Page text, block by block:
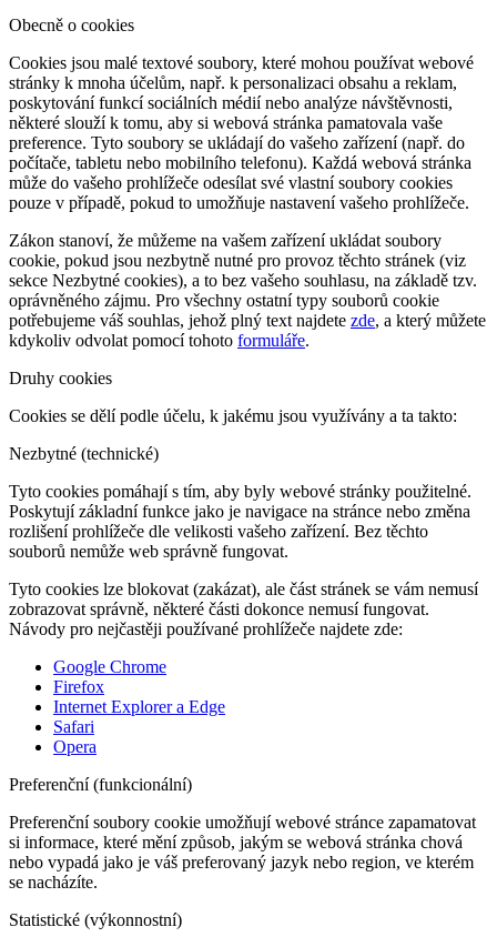
Obecně o cookies
Cookies jsou malé textové soubory, které mohou používat webové
stránky k mnoha účelům, např. k personalizaci obsahu a reklam,
poskytování funkcí sociálních médií nebo analýze návštěvnosti,
některé slouží k tomu, aby si webová stránka pamatovala vaše
preference. Tyto soubory se ukládají do vašeho zařízení (např. do
počítače, tabletu nebo mobilního telefonu). Každá webová stránka
může do vašeho prohlížeče odesílat své vlastní soubory cookies
pouze v případě, pokud to umožňuje nastavení vašeho prohlížeče.
Zákon stanoví, že můžeme na vašem zařízení ukládat soubory
cookie, pokud jsou nezbytně nutné pro provoz těchto stránek (viz
sekce Nezbytné cookies), a to bez vašeho souhlasu, na základě tzv.
oprávněného zájmu. Pro všechny ostatní typy souborů cookie
potřebujeme váš souhlas, jehož plný text najdete zde, a který můžete
kdykoliv odvolat pomocí tohoto formuláře.
Druhy cookies
Cookies se dělí podle účelu, k jakému jsou využívány a ta takto:
Nezbytné (technické)
Tyto cookies pomáhají s tím, aby byly webové stránky použitelné.
Poskytují základní funkce jako je navigace na stránce nebo změna
rozlišení prohlížeče dle velikosti vašeho zařízení. Bez těchto
souborů nemůže web správně fungovat.
Tyto cookies lze blokovat (zakázat), ale část stránek se vám nemusí
zobrazovat správně, některé části dokonce nemusí fungovat.
Návody pro nejčastěji používané prohlížeče najdete zde:
Google Chrome
Firefox
Internet Explorer a Edge
Safari
Opera
Preferenční (funkcionální)
Preferenční soubory cookie umožňují webové stránce zapamatovat
si informace, které mění způsob, jakým se webová stránka chová
nebo vypadá jako je váš preferovaný jazyk nebo region, ve kterém
se nacházíte.
Statistické (výkonnostní)